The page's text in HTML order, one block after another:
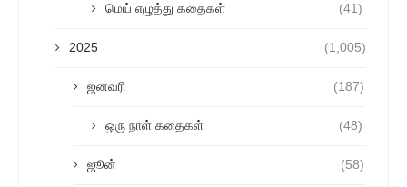
மெய் எழுத்து கதைகள் (41)
2025 (1,005)
ஜனவரி (187)
ஒரு நாள் கதைகள் (48)
ஜூன் (58)